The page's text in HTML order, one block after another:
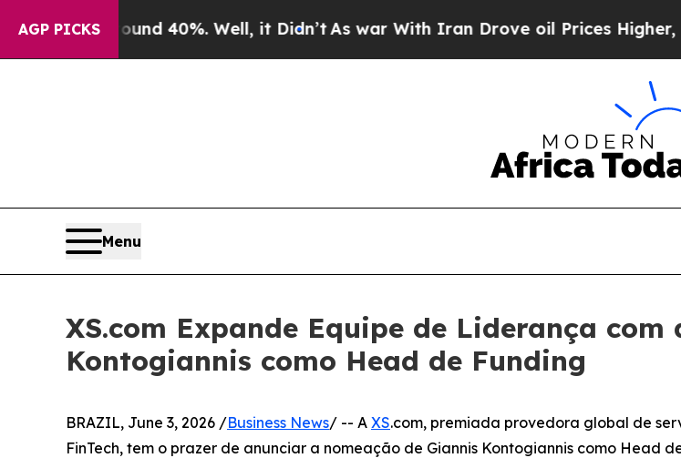
AGP PICKS
Around 40%. Well, it Didn’tAs war With Iran Drove oil Prices Higher, Trump
Menu
XS.com Expande Equipe de Liderança
Kontogiannis como Head de Funding
BRAZIL, June 3, 2026 /Business News/ -- A XS.com, premiada provedora global de
FinTech, tem o prazer de anunciar a nomeação de Giannis Kontogiannis como Head